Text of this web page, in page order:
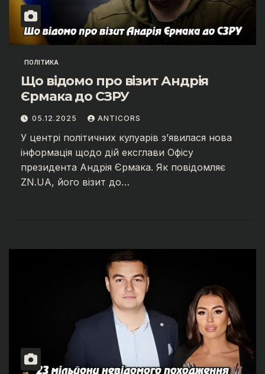
ПОЛІТИКА
Що відомо про візит Андрія
Єрмака до СЗРУ
05.12.2025 ANTICORS
У центрі політичних кулуарів з’явилася нова
інформація щодо дій ексглави Офісу
президента Андрія Єрмака. Як повідомляє
ZN.UA, його візит до…